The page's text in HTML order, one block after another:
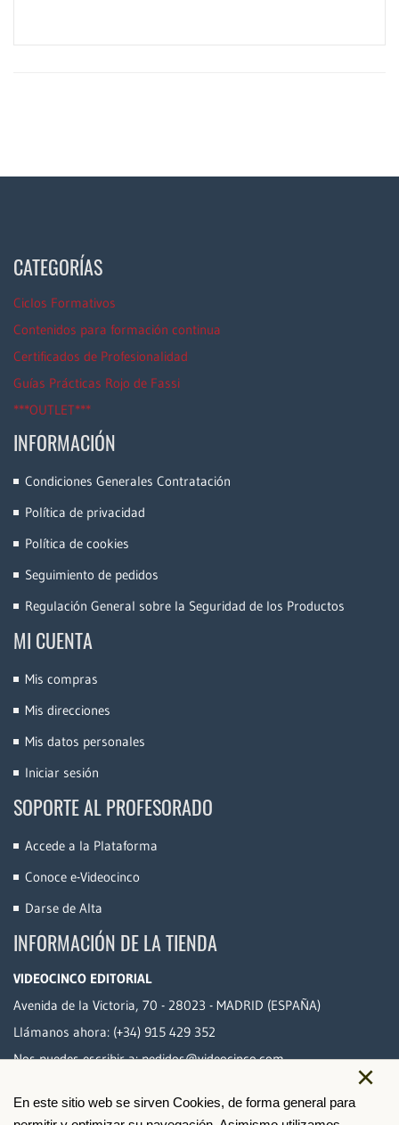
×
En este sitio web se sirven Cookies, de forma general para
CATEGORÍAS
Ciclos Formativos
Contenidos para formación continua
Certificados de Profesionalidad
Guías Prácticas Rojo de Fassi
***OUTLET***
INFORMACIÓN
Condiciones Generales Contratación
Política de privacidad
Política de cookies
Seguimiento de pedidos
Regulación General sobre la Seguridad de los Productos
MI CUENTA
Mis compras
Mis direcciones
Mis datos personales
Iniciar sesión
SOPORTE AL PROFESORADO
Accede a la Plataforma
Conoce e-Videocinco
Darse de Alta
INFORMACIÓN DE LA TIENDA
VIDEOCINCO EDITORIAL
Avenida de la Victoria, 70 - 28023 - MADRID (ESPAÑA)
Llámanos ahora: (+34) 915 429 352
Nos puedes escribir a:pedidos@videocinco.com
PAGO SEGURO